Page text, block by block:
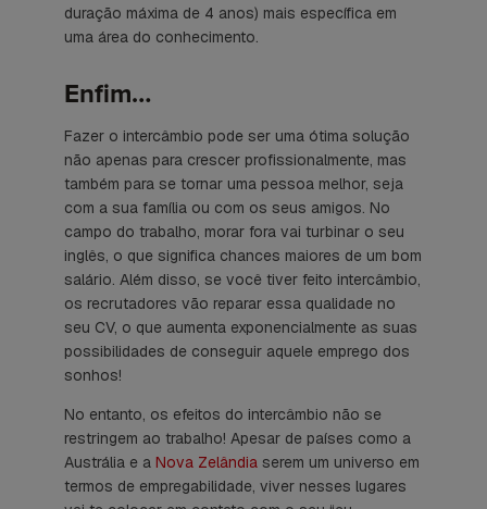
duração máxima de 4 anos) mais específica em
uma área do conhecimento.
Enfim…
Fazer o intercâmbio pode ser uma ótima solução
não apenas para crescer profissionalmente, mas
também para se tornar uma pessoa melhor, seja
com a sua família ou com os seus amigos. No
campo do trabalho, morar fora vai turbinar o seu
inglês, o que significa chances maiores de um bom
salário. Além disso, se você tiver feito intercâmbio,
os recrutadores vão reparar essa qualidade no
seu CV, o que aumenta exponencialmente as suas
possibilidades de conseguir aquele emprego dos
sonhos!
No entanto, os efeitos do intercâmbio não se
restringem ao trabalho! Apesar de países como a
Austrália e a Nova Zelândia serem um universo em
termos de empregabilidade, viver nesses lugares